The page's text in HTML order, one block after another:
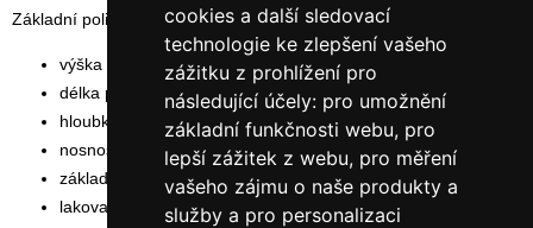
cookies a další sledovací
technologie ke zlepšení vašeho
zážitku z prohlížení pro
následující účely: pro umožnění
základní funkčnosti webu, pro
lepší zážitek z webu, pro měření
vašeho zájmu o naše produkty a
služby a pro personalizaci
Základní policový, bezšroubový nerezový regál
výška rámu: 250 cm
délka police: 100 cm
hloubka police: 80 cm
nosnost police: 200 kg
základní modul
lakovaná čistě bílá barva odstín RAL 9010